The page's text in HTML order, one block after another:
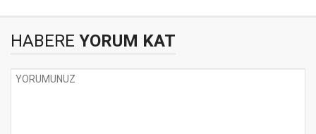
HABERE YORUM KAT